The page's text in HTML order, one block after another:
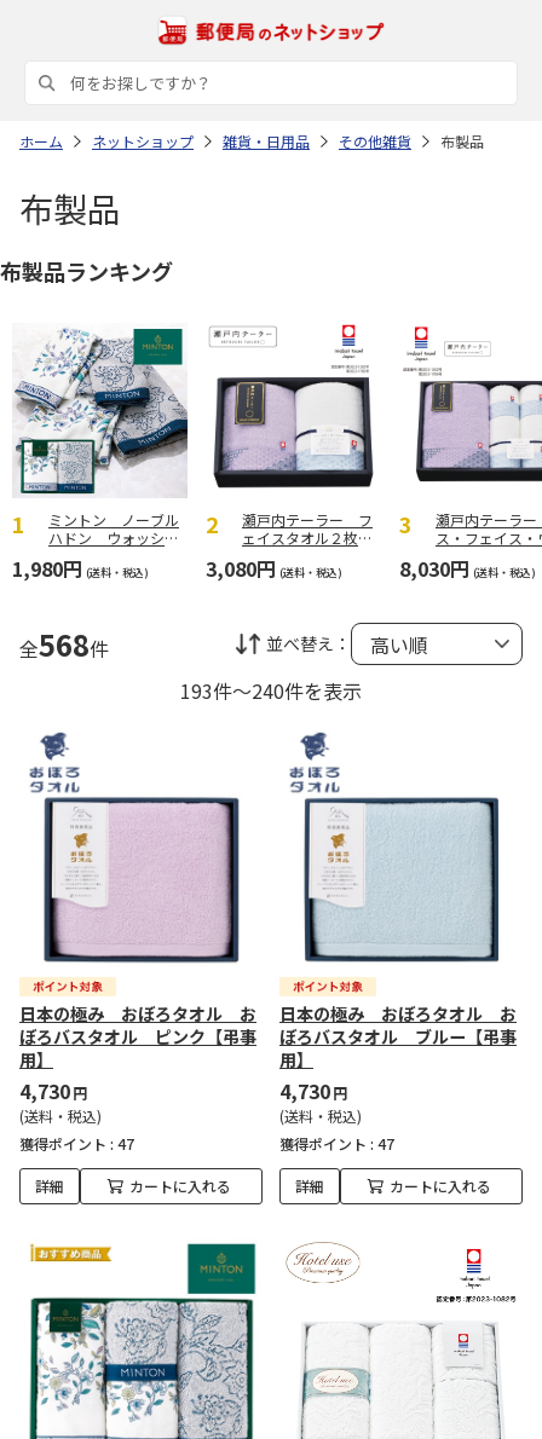
ホーム ネットショップ 雑貨・日用品 その他雑貨 布製品
布製品
布製品ランキング
ミントン ノーブル
ハドン ウォッシュ
【弔事用】
1,980円 (送料・税込)
瀬戸内テーラー フ
ェイスタオル２枚セ
3,080円 (送料・税込)
瀬戸内テーラ
ス・フェイス・
Ｂ【弔事用】
8,030円 (送料・税込)
全568件 並べ替え：
193件～240件を表示
日本の極み おぼろタオル お
ぼろバスタオル ピンク【弔事
用】
4,730円
(送料・税込)
獲得ポイント : 47
詳細 カートに入れる
日本の極み おぼろタオル お
ぼろバスタオル ブルー【弔事
用】
4,730円
(送料・税込)
獲得ポイント : 47
詳細 カートに入れる